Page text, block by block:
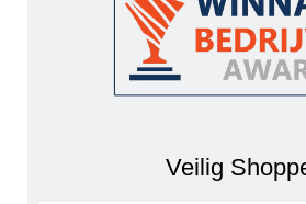
Veilig